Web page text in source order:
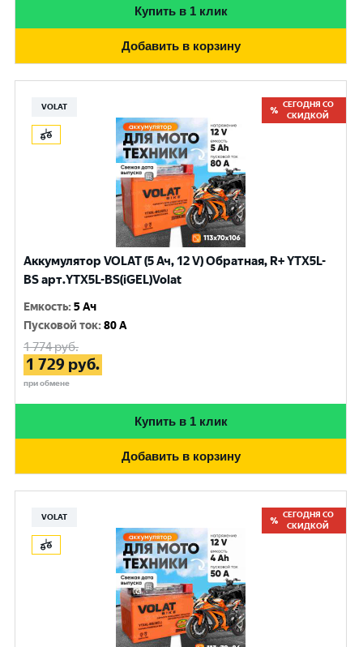
Купить в 1 клик
Добавить в корзину
VOLAT
СЕГОДНЯ СО
СКИДКОЙ
Аккумулятор VOLAT (5 Ач, 12 V) Обратная, R+ YTX5L-
BS арт.YTX5L-BS(iGEL)Volat
Емкость:5 Ач
Пусковой ток:80 A
1 774руб.
1 729 руб.
при обмене
Купить в 1 клик
Добавить в корзину
VOLAT
СЕГОДНЯ СО
СКИДКОЙ